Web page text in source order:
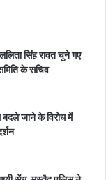
सिंह रावत चुने गए
के सचिव
बदले जाने के विरोध में